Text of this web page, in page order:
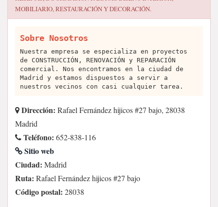
MOBILIARIO, RESTAURACIÓN Y DECORACIÓN.
Sobre Nosotros
Nuestra empresa se especializa en proyectos
de CONSTRUCCIÓN, RENOVACIÓN y REPARACIÓN
comercial. Nos encontramos en la ciudad de
Madrid y estamos dispuestos a servir a
nuestros vecinos con casi cualquier tarea.
Dirección: Rafael Fernández hijicos #27 bajo, 28038
Madrid
Teléfono: 652-838-116
Sitio web
Ciudad: Madrid
Ruta: Rafael Fernández hijicos #27 bajo
Código postal: 28038